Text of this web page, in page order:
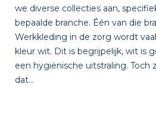
we diverse collecties aan,
bepaalde branche. Één van die
Werkkleding in de zorg wordt
kleur wit. Dit is begrijpelijk, wit is
een hygiënische uitstraling. Toch
dat...